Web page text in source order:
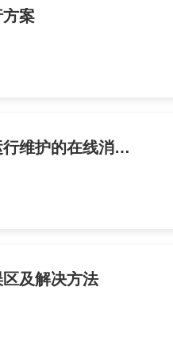
方案
空调机组微生物污染与运行维护的在线消毒控制
及解决方法